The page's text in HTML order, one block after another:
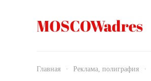
MOSCOWadres
Главная Реклама, полиграфия